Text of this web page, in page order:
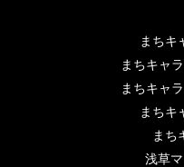
まちキ
まちキャ
まちキャ
まちキ
まち
浅草